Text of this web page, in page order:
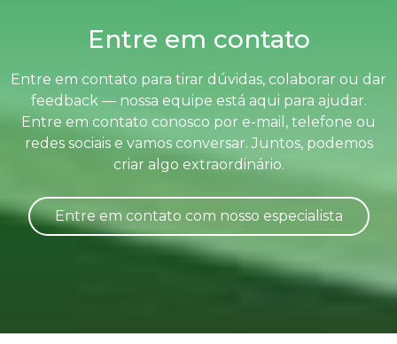
Entre em contato
Entre em contato para tirar dúvidas, colaborar ou dar
feedback — nossa equipe está aqui para ajudar.
Entre em contato conosco por e-mail, telefone ou
redes sociais e vamos conversar. Juntos, podemos
criar algo extraordinário.
Entre em contato com nosso especialista